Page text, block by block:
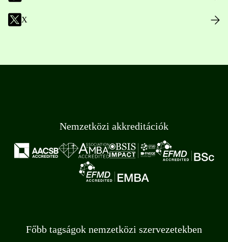
X
Nemzetközi akkreditációk
Főbb tagságok nemzetközi szervezetekben